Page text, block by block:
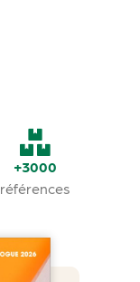
+3000
références